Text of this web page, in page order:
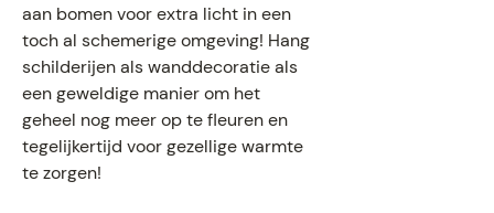
aan bomen voor extra licht in een
toch al schemerige omgeving! Hang
schilderijen als wanddecoratie als
een geweldige manier om het
geheel nog meer op te fleuren en
tegelijkertijd voor gezellige warmte
te zorgen!